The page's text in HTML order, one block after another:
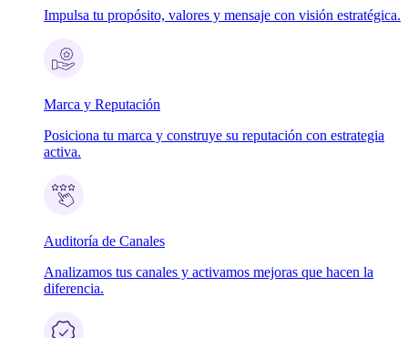
Impulsa tu propósito, valores y mensaje con visión estratégica.
Marca y Reputación
Posiciona tu marca y construye su reputación con estrategia
activa.
Auditoría de Canales
Analizamos tus canales y activamos mejoras que hacen la
diferencia.